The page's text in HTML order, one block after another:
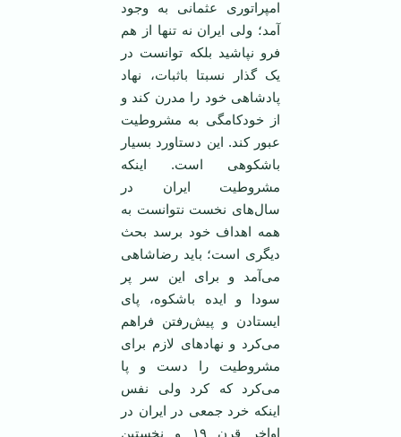
امپراتوری عثمانی به وجود
آمد؛ ولی ایران نه تنها از هم
فرو نپاشید بلکه توانست در
یک گذار نسبتا باثبات، نهاد
پادشاهی خود را مدرن کند و
از خودکامگی به مشروطیت
عبور کند. این دستاورد بسیار
باشکوهی است. اینکه
مشروطیت ایران در
سال‌های نخست نتوانست به
همه اهداف خود برسد بحث
دیگری است؛ باید رضاشاهی
می‌آمد و برای این سر پر
سودا و ایده باشکوه، پای
ایستادن و پیش‌رفتن فراهم
می‌کرد و نهادهای لازم برای
مشروطیت را دست و پا
می‌کرد که کرد ولی نفس
اینکه خرد جمعی در ایران در
اواخر قرن ۱۹ و نخستین